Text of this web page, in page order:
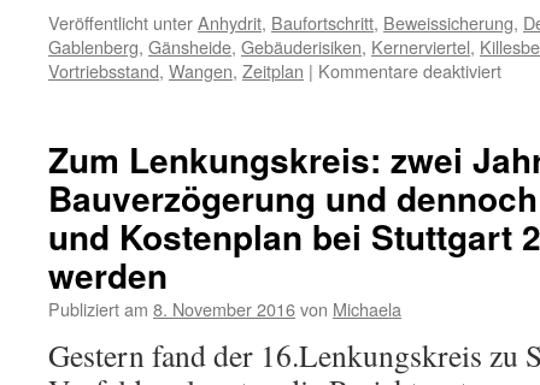
Veröffentlicht unterAnhydrit, Baufortschritt, Beweissicherung,
Gablenberg, Gänsheide, Gebäuderisiken, Kernerviertel,
Vortriebsstand, Wangen, Zeitplan | Kommentare deaktiviert
Zum Lenkungskreis: zwei
Bauverzögerung und
und Kostenplan bei Stuttgart
werden
Publiziert am 8. November 2016von Michaela
Gestern fand der 16.Lenkungskreis zu